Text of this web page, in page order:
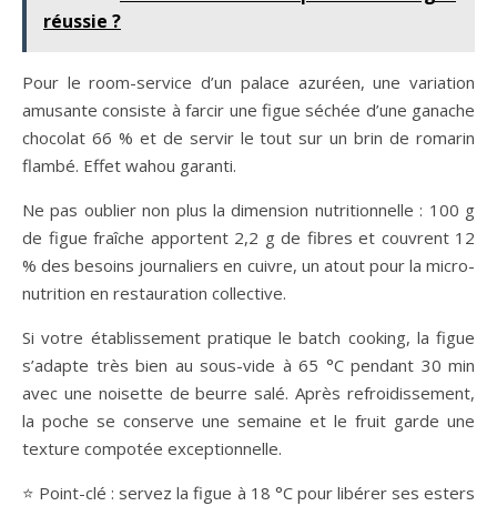
réussie ?
Pour le room-service d’un palace azuréen, une variation
amusante consiste à farcir une figue séchée d’une ganache
chocolat 66 % et de servir le tout sur un brin de romarin
flambé. Effet wahou garanti.
Ne pas oublier non plus la dimension nutritionnelle : 100 g
de figue fraîche apportent 2,2 g de fibres et couvrent 12
% des besoins journaliers en cuivre, un atout pour la micro-
nutrition en restauration collective.
Si votre établissement pratique le batch cooking, la figue
s’adapte très bien au sous-vide à 65 °C pendant 30 min
avec une noisette de beurre salé. Après refroidissement,
la poche se conserve une semaine et le fruit garde une
texture compotée exceptionnelle.
⭐ Point-clé : servez la figue à 18 °C pour libérer ses esters